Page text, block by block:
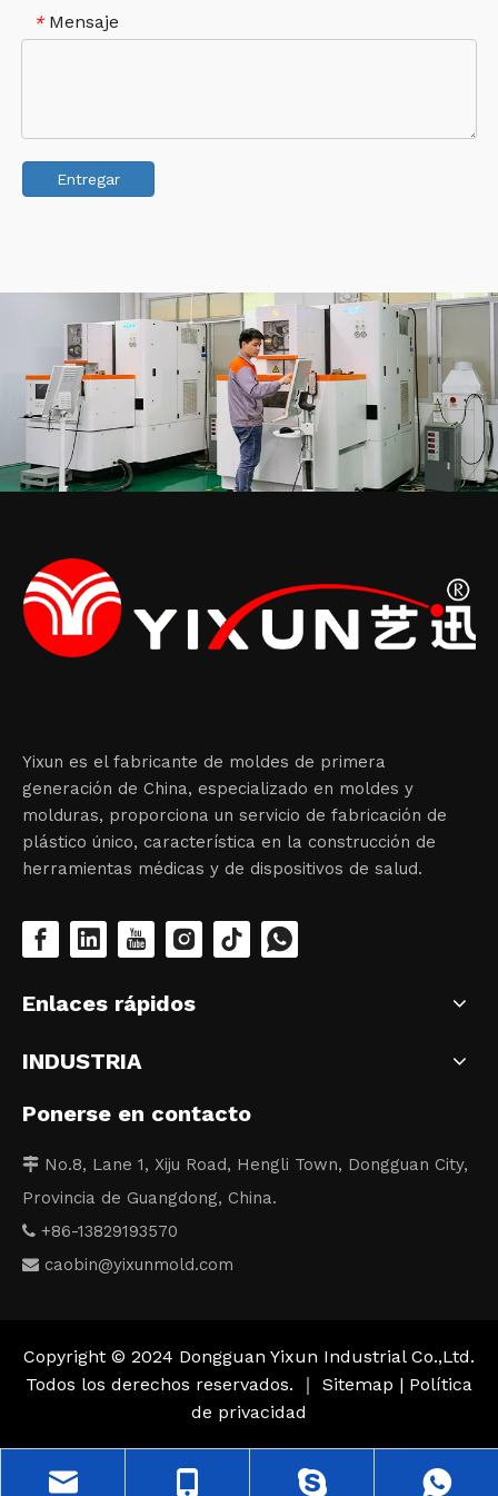
* Mensaje
Entregar
Yixun es el fabricante de moldes de primera
generación de China, especializado en moldes y
molduras, proporciona un servicio de fabricación de
plástico único, característica en la construcción de
herramientas médicas y de dispositivos de salud.
Enlaces rápidos
INDUSTRIA
Ponerse en contacto
 No.8, Lane 1, Xiju Road, Hengli Town, Dongguan City,
Provincia de Guangdong, China.
 +86-13829193570
 caobin@yixunmold.com
Copyright © 2024 Dongguan Yixun Industrial Co.,Ltd.
Todos los derechos reservados. ｜ Sitemap | Política
de privacidad